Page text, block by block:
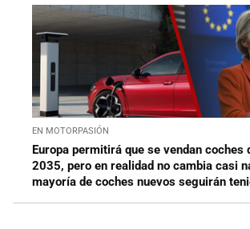
EN MOTORPASIÓN
Europa permitirá que se vendan coches
2035, pero en realidad no cambia casi
mayoría de coches nuevos seguirán